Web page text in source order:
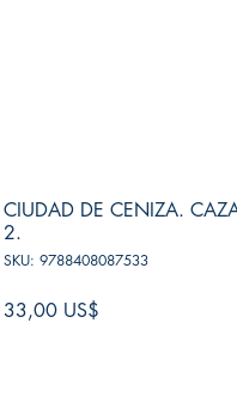
CIUDAD DE CENIZA.
2.
SKU: 9788408087533
33,00 US$